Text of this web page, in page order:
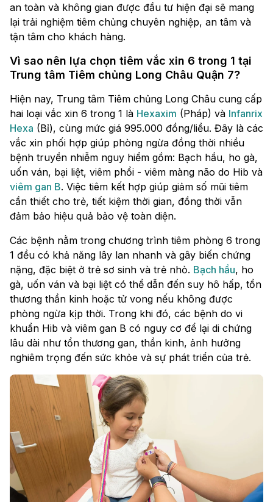
an toàn và không gian được đầu tư hiện đại sẽ mang
lại trải nghiệm tiêm chủng chuyên nghiệp, an tâm và
tận tâm cho khách hàng.
Vì sao nên lựa chọn tiêm vắc xin 6 trong 1 tại
Trung tâm Tiêm chủng Long Châu Quận 7?
Hiện nay, Trung tâm Tiêm chủng Long Châu cung cấp
hai loại vắc xin 6 trong 1 là Hexaxim (Pháp) và Infanrix
Hexa (Bỉ), cùng mức giá 995.000 đồng/liều. Đây là các
vắc xin phối hợp giúp phòng ngừa đồng thời nhiều
bệnh truyền nhiễm nguy hiểm gồm: Bạch hầu, ho gà,
uốn ván, bại liệt, viêm phổi - viêm màng não do Hib và
viêm gan B. Việc tiêm kết hợp giúp giảm số mũi tiêm
cần thiết cho trẻ, tiết kiệm thời gian, đồng thời vẫn
đảm bảo hiệu quả bảo vệ toàn diện.
Các bệnh nằm trong chương trình tiêm phòng 6 trong
1 đều có khả năng lây lan nhanh và gây biến chứng
nặng, đặc biệt ở trẻ sơ sinh và trẻ nhỏ. Bạch hầu, ho
gà, uốn ván và bại liệt có thể dẫn đến suy hô hấp, tổn
thương thần kinh hoặc tử vong nếu không được
phòng ngừa kịp thời. Trong khi đó, các bệnh do vi
khuẩn Hib và viêm gan B có nguy cơ để lại di chứng
lâu dài như tổn thương gan, thần kinh, ảnh hưởng
nghiêm trọng đến sức khỏe và sự phát triển của trẻ.